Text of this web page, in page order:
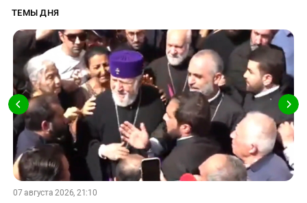
ТЕМЫ ДНЯ
07 августа 2026, 21:10